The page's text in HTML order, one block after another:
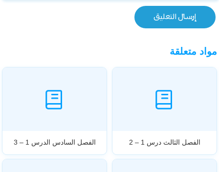
مواد متعلقة
الفصل الثالث درس 1 – 2 الفصل السادس الدرس 1 – 3